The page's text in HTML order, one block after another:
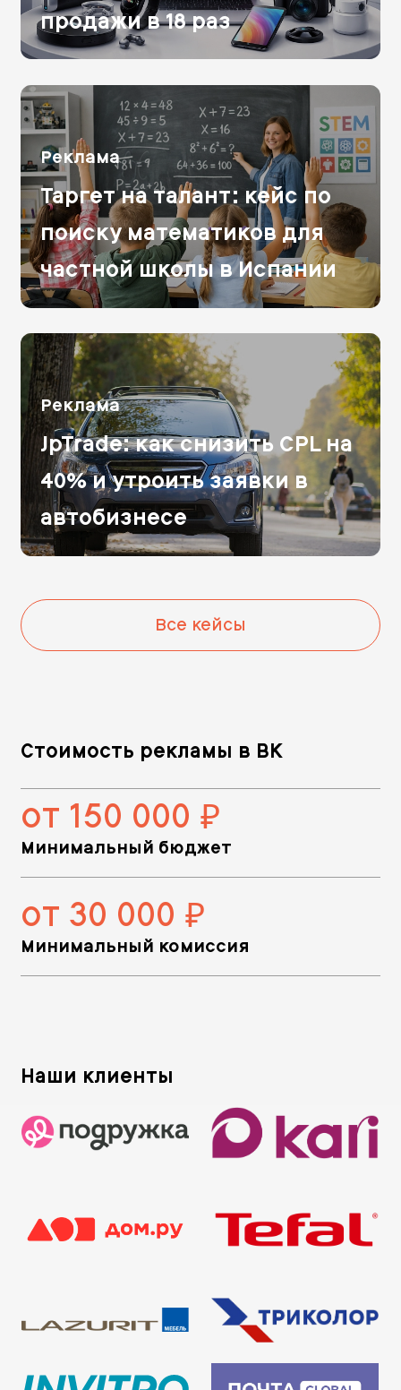
продажи в 18 раз
Реклама
Таргет на талант: кейс по
поиску математиков для
частной школы в Испании
Реклама
JpTrade: как снизить CPL на
40% и утроить заявки в
автобизнесе
Все кейсы
Стоимость рекламы в ВК
от 150 000
Минимальный бюджет
от 30 000
Минимальный комиссия
Наши клиенты